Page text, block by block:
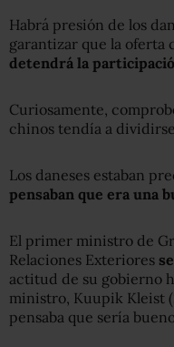
Habrá presión de los
garantizar que la oferta
detendrá la
Curiosamente,
chinos tendía a
Los daneses estaban
pensaban que era una
El primer ministro de
Relaciones Exteriores
actitud de su gobierno
ministro, Kuupik Kleist
pensaba que sería